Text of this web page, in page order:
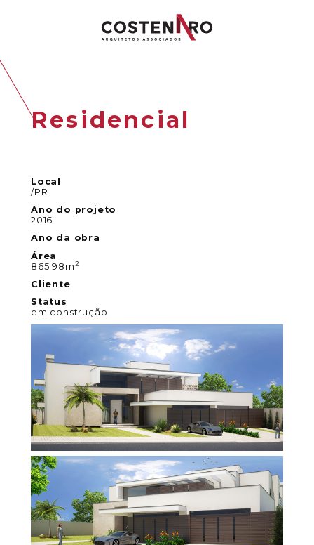
Residencial
Local
/PR
Ano do projeto
2016
Ano da obra
Área
865.98m2
Cliente
Status
em construção